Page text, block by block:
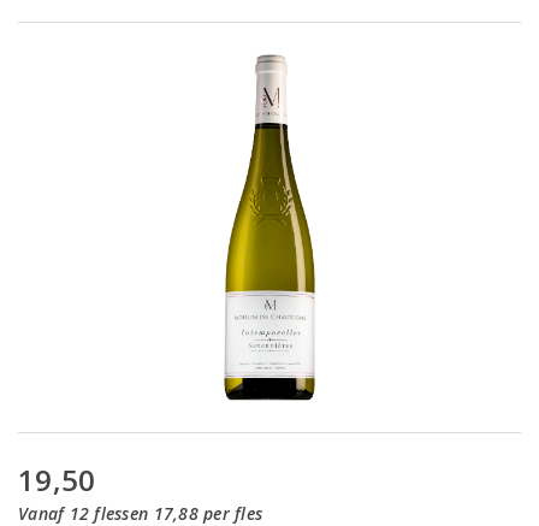
19,50
Vanaf 12 flessen 17,88 per fles